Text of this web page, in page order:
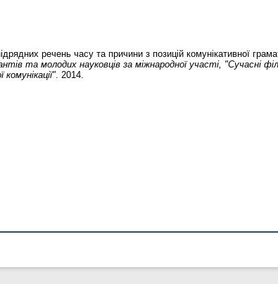
речень часу та причини з позицій комунікативної
та молодих науковців за міжнародної участі, "Сучасні
. 2014.